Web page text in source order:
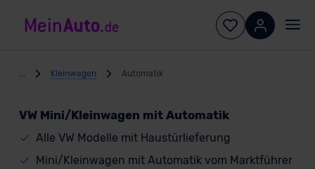
Kleinwagen Automatik
VW Mini/Kleinwagen mit Automatik
Alle VW Modelle mit Haustürlieferung
Mini/Kleinwagen mit Automatik vom Marktführer